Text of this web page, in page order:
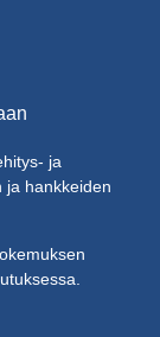
ja
ja hankkeiden